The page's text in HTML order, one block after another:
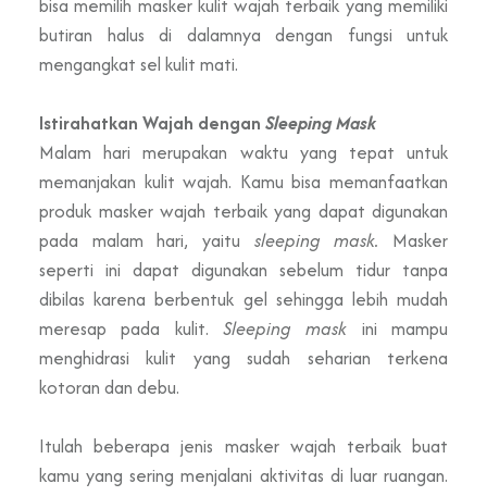
bisa memilih masker kulit wajah terbaik yang memiliki
butiran halus di dalamnya dengan fungsi untuk
mengangkat sel kulit mati.
Istirahatkan Wajah dengan Sleeping Mask
Malam hari merupakan waktu yang tepat untuk
memanjakan kulit wajah. Kamu bisa memanfaatkan
produk masker wajah terbaik yang dapat digunakan
pada malam hari, yaitu sleeping mask. Masker
seperti ini dapat digunakan sebelum tidur tanpa
dibilas karena berbentuk gel sehingga lebih mudah
meresap pada kulit. Sleeping mask ini mampu
menghidrasi kulit yang sudah seharian terkena
kotoran dan debu.
Itulah beberapa jenis masker wajah terbaik buat
kamu yang sering menjalani aktivitas di luar ruangan.